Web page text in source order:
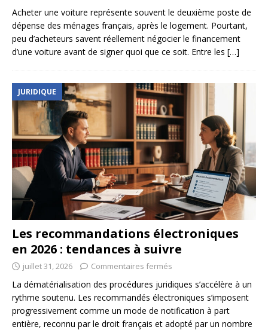
Acheter une voiture représente souvent le deuxième poste de
dépense des ménages français, après le logement. Pourtant,
peu d’acheteurs savent réellement négocier le financement
d’une voiture avant de signer quoi que ce soit. Entre les […]
JURIDIQUE
Les recommandations électroniques
en 2026 : tendances à suivre
juillet 31, 2026 Commentaires fermés
La dématérialisation des procédures juridiques s’accélère à un
rythme soutenu. Les recommandés électroniques s’imposent
progressivement comme un mode de notification à part
entière, reconnu par le droit français et adopté par un nombre